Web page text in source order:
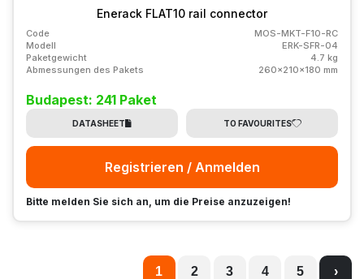
Enerack FLAT10 rail connector
Code
MOS-MKT-F10-RC
Modell
ERK-SFR-04
Paketgewicht
4.7 kg
Abmessungen des Pakets
260x210x180 mm
Budapest: 241 Paket
DATASHEET TO FAVOURITES
Registrieren / Anmelden
Bitte melden Sie sich an, um die Preise anzuzeigen!
1 2 3 4 5 ›